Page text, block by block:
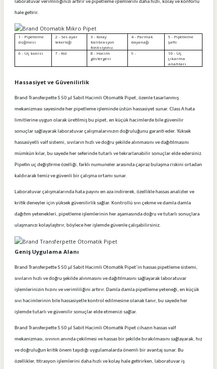
laboratuvar verimliliğinizi artırır ve pipetleme işlemlerini daha hızlı, kolay ve konforlu
hale getirir.
1 - Pipetleme
düğmesi
2 - Ses ayar
tekerleği
3 - Kolay
Kalibrasyon
fonksiyonu
4 - Parmak
dayanağı
5 - Pipetleme
şaftı
6 - Uç konisi 7 - Kol
8 - Hacim
göstergesi
9 -
10 - Uç
çıkarma
anahtarı
Hassasiyet ve Güvenilirlik
Brand Transferpette S 50 µl Sabit Hacimli Otomatik Pipet, özenle tasarlanmış
mekanizması sayesinde her pipetleme işleminde üstün hassasiyet sunar. Class A hata
limitlerine uygun olarak üretilmiş bu pipet, en küçük hacimlerde bile güvenilir
sonuçlar sağlayarak laboratuvar çalışmalarınızın doğruluğunu garanti eder. Yüksek
hassasiyetli valf sistemi, sıvıların hızlı ve doğru şekilde alınmasını ve dağıtılmasını
mümkün kılar, bu sayede her seferinde tutarlı ve tekrarlanabilir sonuçlar elde edersiniz.
Pipetin uç değiştirme özelliği, farklı numuneler arasında çapraz bulaşma riskini ortadan
kaldırarak temiz ve güvenli bir çalışma ortamı sunar.
Laboratuvar çalışmalarında hata payını en aza indirerek, özellikle hassas analizler ve
kritik deneyler için yüksek güvenilirlik sağlar. Kontrollü sıvı çekme ve damla damla
dağıtım yetenekleri, pipetleme işlemlerinin her aşamasında doğru ve tutarlı sonuçlara
ulaşmanızı kolaylaştırır, böylece her işlemde güvenle çalışabilirsiniz.
Geniş Uygulama Alanı
Brand Transferpette S 50 µl Sabit Hacimli Otomatik Pipet’in hassas pipetleme sistemi,
sıvıların hızlı ve doğru şekilde alınmasını ve dağıtılmasını sağlayarak laboratuvar
işlemlerinizin hızını ve verimliliğini artırır. Damla damla pipetleme yeteneği, en küçük
sıvı hacimlerinin bile hassasiyetle kontrol edilmesine olanak tanır, bu sayede her
işlemde tutarlı ve güvenilir sonuçlar elde etmenizi sağlar.
Brand Transferpette S 50 µl Sabit Hacimli Otomatik Pipet cihazın hassas valf
mekanizması, sıvının anında çekilmesi ve hassas bir şekilde bırakılmasını sağlayarak, hız
ve doğruluğun kritik önem taşıdığı uygulamalarda önemli bir avantaj sunar. Bu
özellikler, titrasyon işlemlerini daha hızlı ve kolay hale getirirken, laboratuvar iş